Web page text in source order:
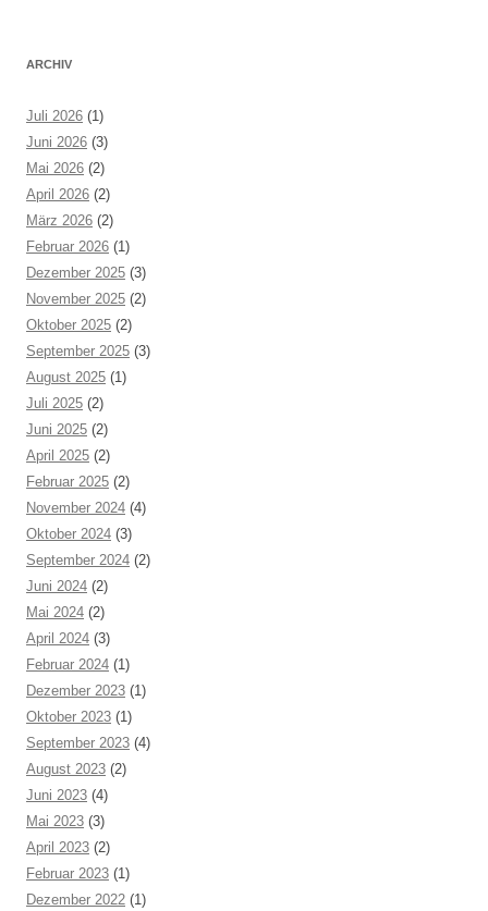
ARCHIV
Juli 2026 (1)
Juni 2026 (3)
Mai 2026 (2)
April 2026 (2)
März 2026 (2)
Februar 2026 (1)
Dezember 2025 (3)
November 2025 (2)
Oktober 2025 (2)
September 2025 (3)
August 2025 (1)
Juli 2025 (2)
Juni 2025 (2)
April 2025 (2)
Februar 2025 (2)
November 2024 (4)
Oktober 2024 (3)
September 2024 (2)
Juni 2024 (2)
Mai 2024 (2)
April 2024 (3)
Februar 2024 (1)
Dezember 2023 (1)
Oktober 2023 (1)
September 2023 (4)
August 2023 (2)
Juni 2023 (4)
Mai 2023 (3)
April 2023 (2)
Februar 2023 (1)
Dezember 2022 (1)